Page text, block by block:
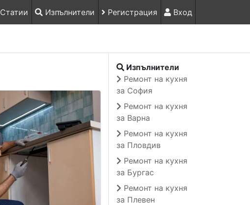
Статии Изпълнители Регистрация Вход
Изпълнители
Ремонт на кухня
за София
Ремонт на кухня
за Варна
Ремонт на кухня
за Пловдив
Ремонт на кухня
за Бургас
Ремонт на кухня
за Плевен